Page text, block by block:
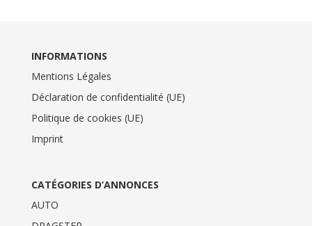
INFORMATIONS
Mentions Légales
Déclaration de confidentialité (UE)
Politique de cookies (UE)
Imprint
CATÉGORIES D’ANNONCES
AUTO